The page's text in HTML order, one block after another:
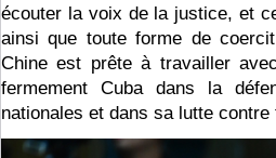
écouter la voix de la justice, et
ainsi que toute forme de
Chine est prête à travailler
fermement Cuba dans la
nationales et dans sa lutte